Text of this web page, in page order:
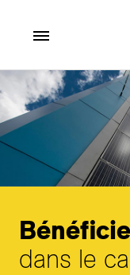
Aller au contenu
dans le